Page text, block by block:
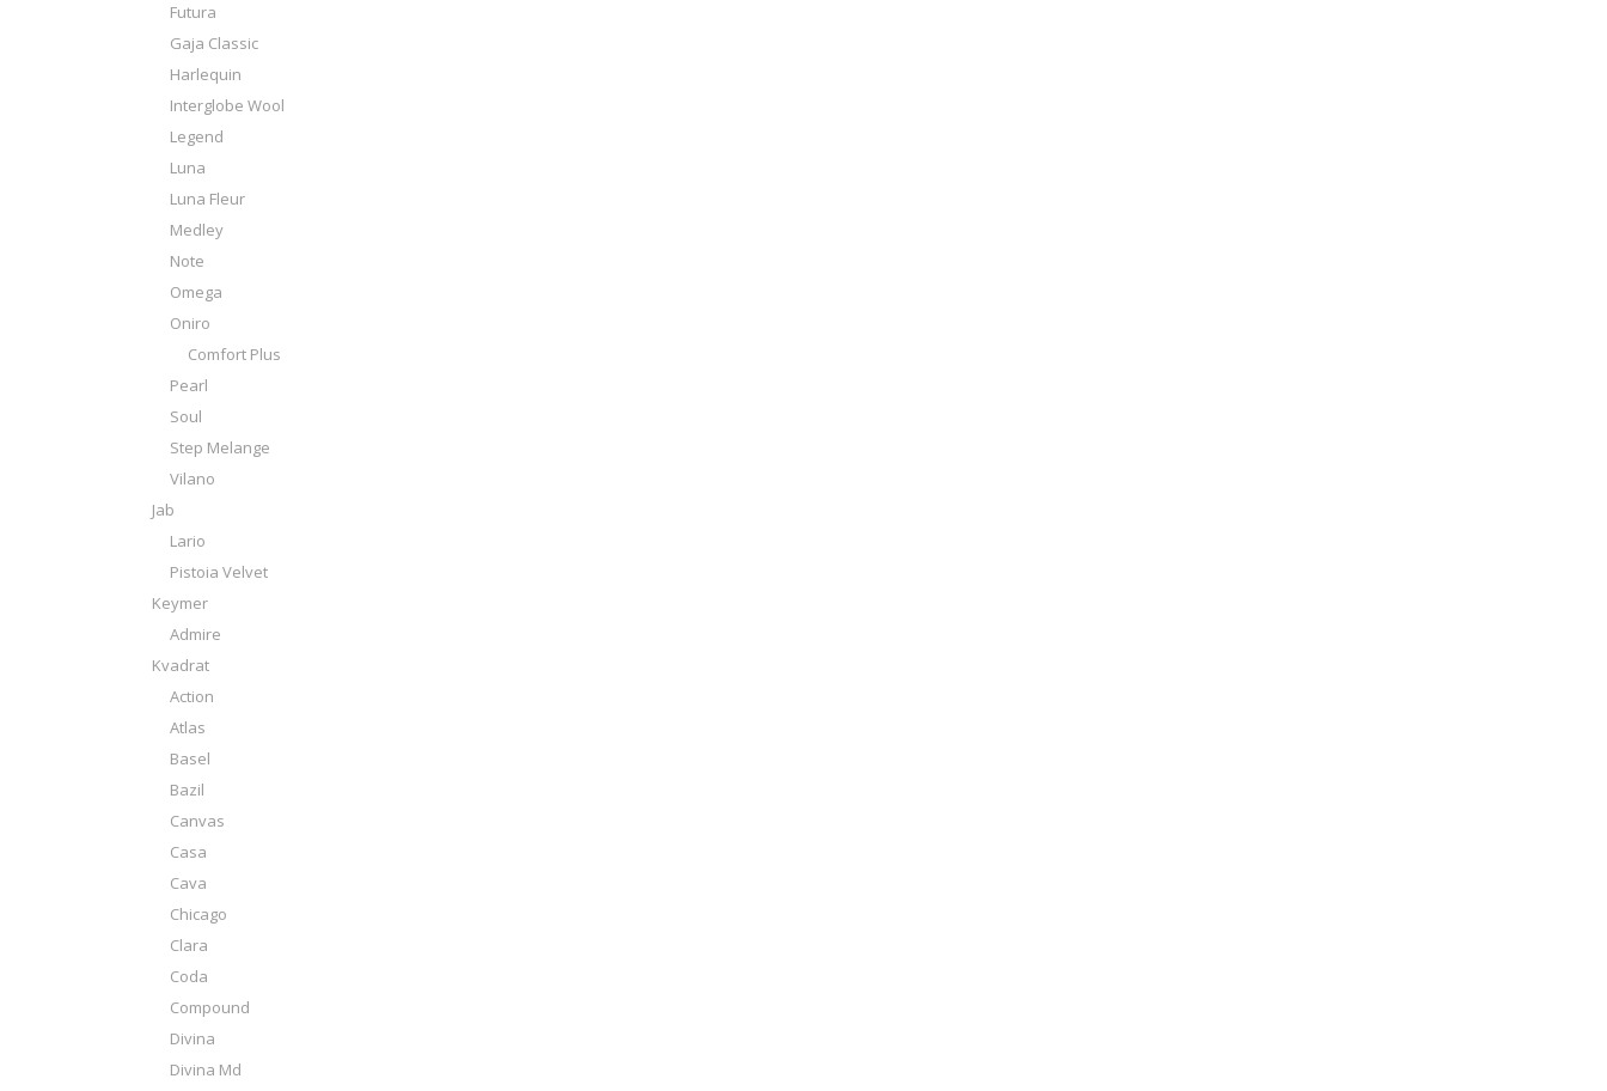
Futura
Gaja Classic
Harlequin
Interglobe Wool
Legend
Luna
Luna Fleur
Medley
Note
Omega
Oniro
Comfort Plus
Pearl
Soul
Step Melange
Vilano
Jab
Lario
Pistoia Velvet
Keymer
Admire
Kvadrat
Action
Atlas
Basel
Bazil
Canvas
Casa
Cava
Chicago
Clara
Coda
Compound
Divina
Divina Md